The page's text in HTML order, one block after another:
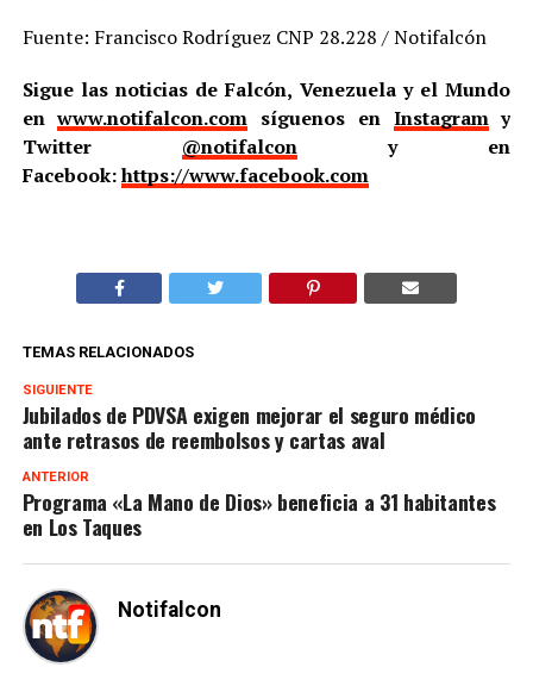
Fuente: Francisco Rodríguez CNP 28.228 / Notifalcón
Sigue las noticias de Falcón, Venezuela y el Mundo
enwww.notifalcon.com síguenos en Instagramy
Twitter @notifalcony en
Facebook:https://www.facebook.com
TEMAS RELACIONADOS
SIGUIENTE
Jubilados de PDVSA exigen mejorar el seguro médico
ante retrasos de reembolsos y cartas aval
ANTERIOR
Programa «La Mano de Dios» beneficia a 31 habitantes
en Los Taques
Notifalcon